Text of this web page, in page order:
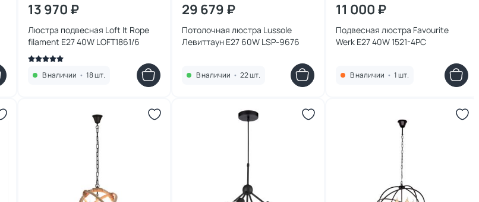
13 970 ₽
Люстра подвесная Loft It Rope
filament E27 40W LOFT1861/6
В наличии • 18 шт.
29 679 ₽
Потолочная люстра Lussole
Левиттаун E27 60W LSP-9676
В наличии • 22 шт.
11 000 ₽
Подвесная люстра Favourite
Werk E27 40W 1521-4PC
В наличии • 1 шт.